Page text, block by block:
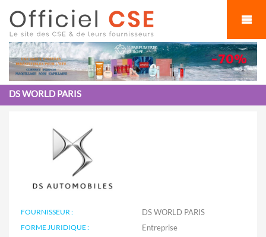
DS WORLD PARIS
FOURNISSEUR : DS WORLD PARIS
FORME JURIDIQUE : Entreprise